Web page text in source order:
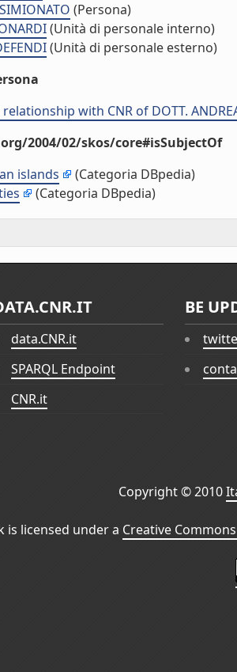
(Persona)
(Unità di personale interno)
(Unità di personale esterno)
with CNR of DOTT.
2004/02/skos/core#isSubjectOf
islands
(Categoria DBpedia)
(Categoria DBpedia)
data.CNR.it
SPARQL Endpoint
CNR.it
BE
Copyright © 2010
is licensed under a Creative